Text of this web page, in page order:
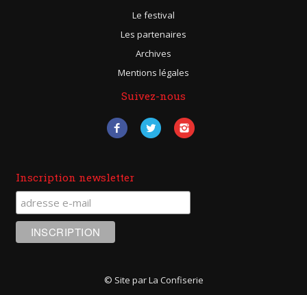
Le festival
Les partenaires
Archives
Mentions légales
Suivez-nous
Inscription newsletter
© Site par La Confiserie